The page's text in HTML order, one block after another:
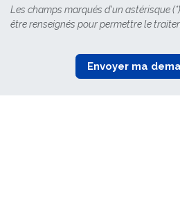
Les champs marqués d'un astérisque
être renseignés pour permettre le
Envoyer ma